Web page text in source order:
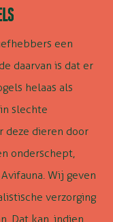
een
daarvan is dat er
helaas als
slechte
deze dieren door
onderschept,
Wij geven
verzorging
Dat kan, indien